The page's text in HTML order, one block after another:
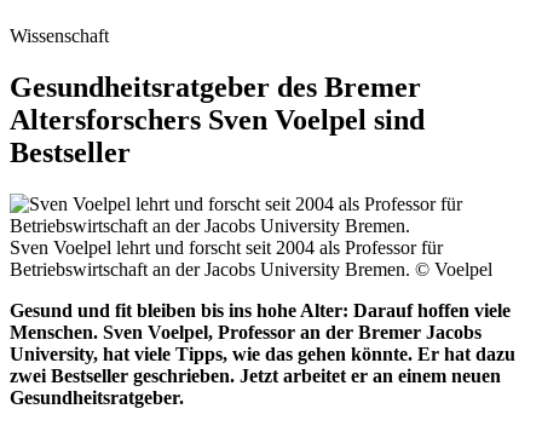
Wissenschaft
Gesundheitsratgeber des Bremer
Altersforschers Sven Voelpel sind
Bestseller
Sven Voelpel lehrt und forscht seit 2004 als Professor für
Betriebswirtschaft an der Jacobs University Bremen. © Voelpel
Gesund und fit bleiben bis ins hohe Alter: Darauf hoffen viele
Menschen. Sven Voelpel, Professor an der Bremer Jacobs
University, hat viele Tipps, wie das gehen könnte. Er hat dazu
zwei Bestseller geschrieben. Jetzt arbeitet er an einem neuen
Gesundheitsratgeber.